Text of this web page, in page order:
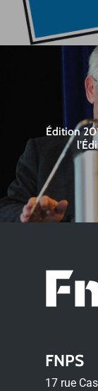
Édition
FNPS
17 rue